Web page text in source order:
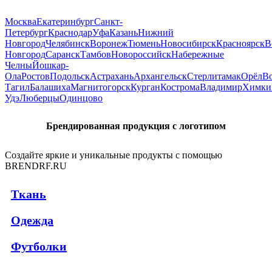
МоскваЕкатеринбургСанкт-
ПетербургКраснодарУфаКазаньНижний
НовгородЧелябинскВоронежТюменьНовосибирскКрасноярск
НовгородСаранскТамбовНовороссийскНабережные
ЧелныЙошкар-
ОлаРостовПодольскАстраханьАрхангельскСтерлитамакОрёл
ТагилБалашихаМагнитогорскКурганКостромаВладимирХимки
УдэЛюберцыОдинцово
Брендированная продукция с логотипом
Создайте яркие и уникальные продукты с помощью
BRENDRF.RU
Ткань
Одежда
Футболки